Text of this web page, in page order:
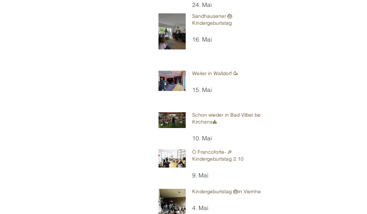
24. Mai
Sandhausener 🎂
Kindergeburtstag
16. Mai
Weiter in Walldorf 🥳
15. Mai
Schon wieder in Bad Vilbel bei
Kirchens⛪️
10. Mai
O Francoforte- 🎉
Kindergeburtstag 2.10
9. Mai
Kindergeburtstag 🎂in Viernheim
4. Mai